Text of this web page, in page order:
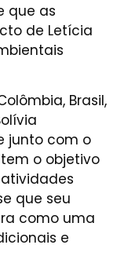
que as
de Letícia
Brasil,
junto com o
o objetivo
que seu
como uma
e